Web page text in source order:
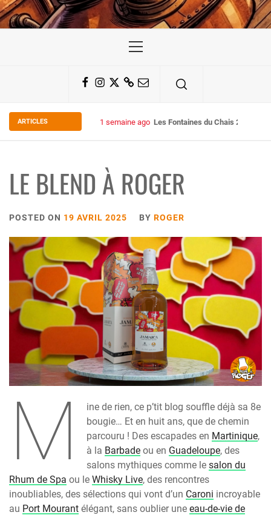
Menu
Facebook
Instagram
TwitterSubstack
Email
ARTICLES 2 semaines ago Some Kind Ov POH !
LE BLEND À ROGER
POSTED ON 19 AVRIL 2025 BY ROGER
M
ine de rien, ce p’tit blog souffle déjà sa 8e
bougie… Et en huit ans, que de chemin
parcouru ! Des escapades en Martinique,
à la Barbade ou en Guadeloupe, des
salons mythiques comme lesalon du
Rhum de Spa ou le Whisky Live, des rencontres
inoubliables, des sélections qui vont d’un Caroni incroyable
au Port Mourant élégant, sans oublier une eau-de-vie de